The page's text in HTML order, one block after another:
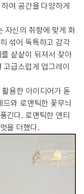
여 공간을 다양하게
자신의 취향에 맞게 화
섞어 독특하고 감각
샅샅이 뒤져서 찾아
급스럽게 업그레이
용한 아이디어가 돋
와 로맨틱한 꽃무늬
긴다. 로맨틱한 앤티
을 더했다.